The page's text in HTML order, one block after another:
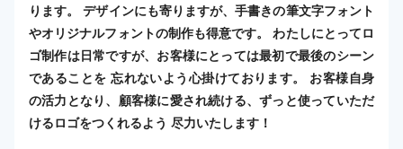
ります。 デザインにも寄りますが、手書きの筆文字フォント
やオリジナルフォントの制作も得意です。 わたしにとってロ
ゴ制作は日常ですが、お客様にとっては最初で最後のシーン
であることを 忘れないよう心掛けております。 お客様自身
の活力となり、顧客様に愛され続ける、ずっと使っていただ
けるロゴをつくれるよう 尽力いたします！